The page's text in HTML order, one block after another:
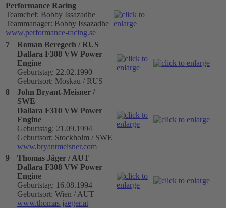
Performance Racing
Teamchef: Bobby Issazadhe
Teammanager: Bobby Issazadhe
www.performance-racing.se
7
Roman Beregech / RUS
Dallara F308 VW Power
Engine
Geburtstag: 22.02.1990
Geburtsort: Moskau / RUS
8
John Bryant-Meisner /
SWE
Dallara F310 VW Power
Engine
Geburtstag: 21.09.1994
Geburtsort: Stockholm / SWE
www.bryantmeisner.com
9
Thomas Jäger / AUT
Dallara F308 VW Power
Engine
Geburtstag: 16.08.1994
Geburtsort: Wien / AUT
www.thomas-jaeger.at